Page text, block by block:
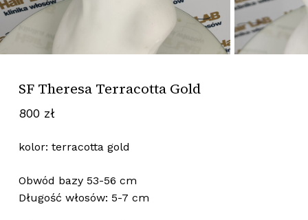
SF Theresa Terracotta Gold
800 zł
kolor: terracotta gold
Obwód bazy 53-56 cm
Długość włosów: 5-7 cm